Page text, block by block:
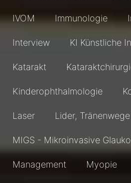
IVOM Immunologie
Interview KI Künstliche
Katarakt
Kinderophthalmologie
Laser Lider,
MIGS - Mikroinvasive
Management Myopie